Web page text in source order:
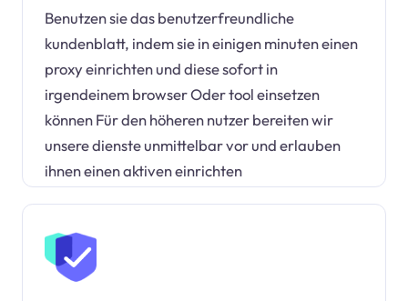
Benutzen sie das benutzerfreundliche
kundenblatt, indem sie in einigen minuten einen
proxy einrichten und diese sofort in
irgendeinem browser Oder tool einsetzen
können Für den höheren nutzer bereiten wir
unsere dienste unmittelbar vor und erlauben
ihnen einen aktiven einrichten